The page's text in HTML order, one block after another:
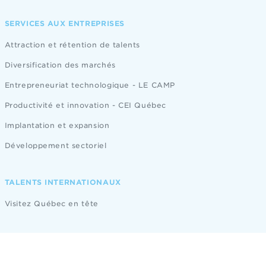
SERVICES AUX ENTREPRISES
Attraction et rétention de talents
Diversification des marchés
Entrepreneuriat technologique - LE CAMP
Productivité et innovation - CEI Québec
Implantation et expansion
Développement sectoriel
TALENTS INTERNATIONAUX
Visitez Québec en tête